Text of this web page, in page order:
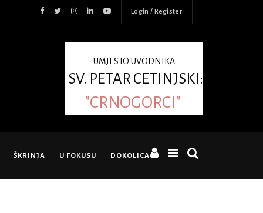
Login / Register
UMJESTO UVODNIKA
SV. PETAR CETINJSKI:
"CRNOGORCI"
ŠKRINJA U FOKUSU DOKOLICA